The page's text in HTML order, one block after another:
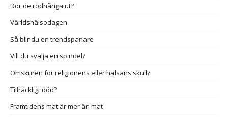
Dör de rödhåriga ut?
Världshälsodagen
Så blir du en trendspanare
Vill du svälja en spindel?
Omskuren för religionens eller hälsans skull?
Tillräckligt död?
Framtidens mat är mer än mat